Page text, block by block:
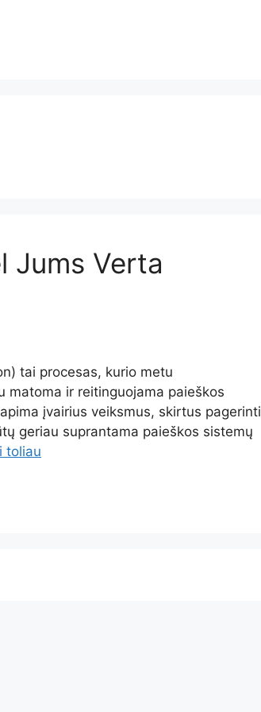
Jums Verta
tai procesas, kurio metu
matoma ir reitinguojama paieškos
įvairius veiksmus, skirtus pagerinti
geriau suprantama paieškos sistemų
toliau